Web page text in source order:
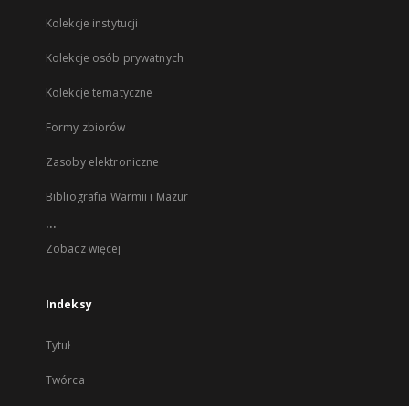
Kolekcje instytucji
Kolekcje osób prywatnych
Kolekcje tematyczne
Formy zbiorów
Zasoby elektroniczne
Bibliografia Warmii i Mazur
...
Zobacz więcej
Indeksy
Tytuł
Twórca